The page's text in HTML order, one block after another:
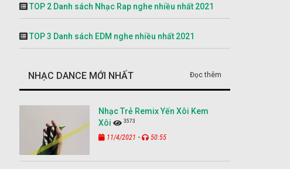
TOP 2 Danh sách Nhạc Rap nghe nhiều nhất 2021
TOP 3 Danh sách EDM nghe nhiều nhất 2021
NHẠC DANCE MỚI NHẤT Đọc thêm
Nhạc Trẻ Remix Yến Xôi Kem
Xôi
3573
11/4/2021 - 50:55